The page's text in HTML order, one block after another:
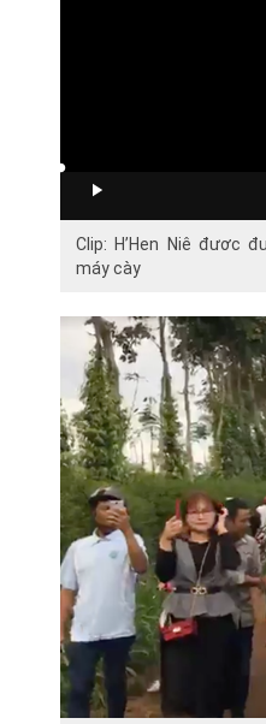
Loaded
Progress
Clip: H’Hen Niê đươc
máy cày